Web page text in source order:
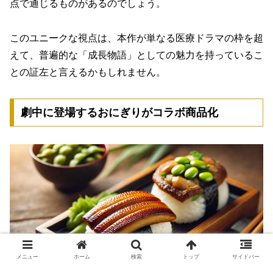
点で通じるものがあるのでしょう。
このユニークな視点は、本作が単なる医療ドラマの枠を超
えて、普遍的な「成長物語」としての魅力を持っているこ
との証左と言えるかもしれません。
劇中に登場するおにぎりがコラボ商品化
メニュー ホーム 検索 トップ サイドバー